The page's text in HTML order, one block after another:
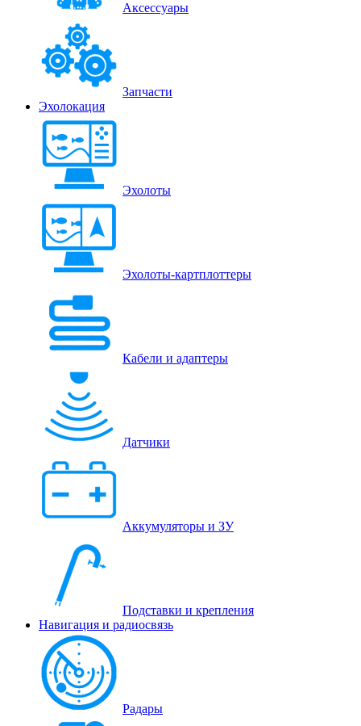
Аксессуары
Запчасти
Эхолокация
Эхолоты
Эхолоты-картплоттеры
Кабели и адаптеры
Датчики
Аккумуляторы и ЗУ
Подставки и крепления
Навигация и радиосвязь
Радары